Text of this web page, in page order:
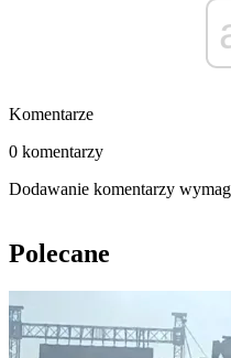
Komentarze
0 komentarzy
Dodawanie komentarzy
Polecane